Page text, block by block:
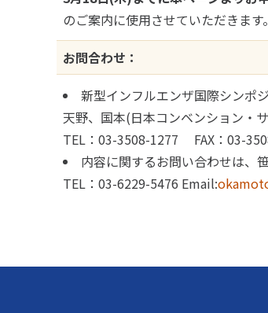
のご案内に使用させていただきます。
お問合わせ：
新型インフルエンザ国際シンポ
天野、国本(日本コンベンション・
TEL：03-3508-1277 FAX：03-
内容に関するお問い合わせは
TEL：03-6229-5476 Email: